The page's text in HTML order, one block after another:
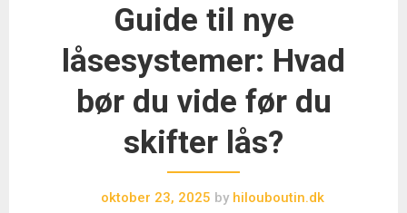
Guide til nye
låsesystemer: Hvad
bør du vide før du
skifter lås?
oktober 23, 2025 by hilouboutin.dk